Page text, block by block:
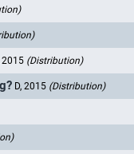
2015 (Distribution)
D, 2015 (Distribution)